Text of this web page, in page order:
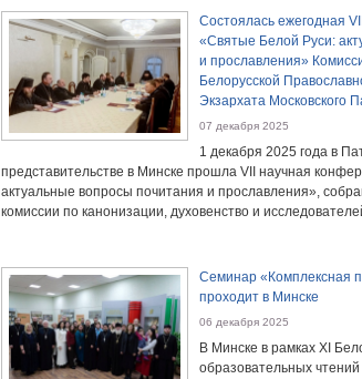
Состоялась ежегодная
«Святые Белой Руси:
и прославления»
Белорусской
Экзархата Московского
07 декабря 2025
1 декабря 2025 года в
представительстве в Минске прошла VII научная
актуальные вопросы почитания и прославления»,
комиссии по канонизации, духовенство и
Семинар «Комплексная
проходит в Минске
06 декабря 2025
В Минске в рамках XI
образовательных